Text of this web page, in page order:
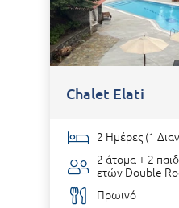
Chalet Elati
2 Ημέρες (1
2 άτομα + 2
ετών Double
Πρωινό